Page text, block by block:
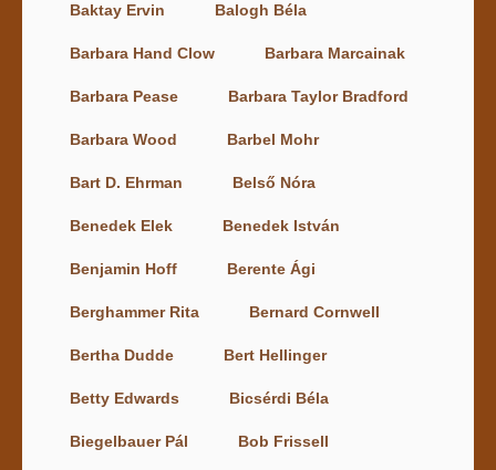
Baktay Ervin Balogh Béla
Barbara Hand Clow Barbara Marcainak
Barbara Pease Barbara Taylor Bradford
Barbara Wood Barbel Mohr
Bart D. Ehrman Belső Nóra
Benedek Elek Benedek István
Benjamin Hoff Berente Ági
Berghammer Rita Bernard Cornwell
Bertha Dudde Bert Hellinger
Betty Edwards Bicsérdi Béla
Biegelbauer Pál Bob Frissell